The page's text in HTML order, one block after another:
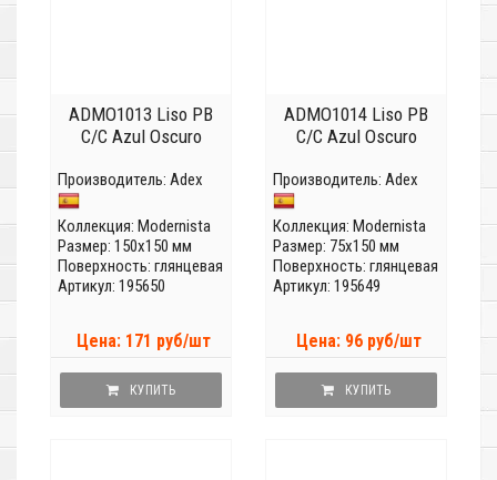
ADMO1013 Liso PB
C/C Azul Oscuro
Производитель: Adex
Коллекция: Modernista
Размер: 150x150 мм
Поверхность: глянцевая
Артикул: 195650
Цена: 171 руб/шт
КУПИТЬ
ADMO1014 Liso PB
C/C Azul Oscuro
Производитель: Adex
Коллекция: Modernista
Размер: 75x150 мм
Поверхность: глянцевая
Артикул: 195649
Цена: 96 руб/шт
КУПИТЬ